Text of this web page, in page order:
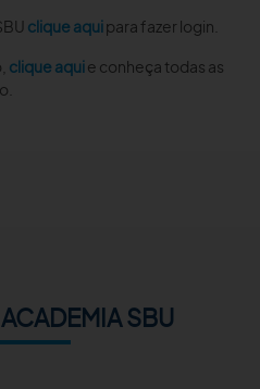
clique aquipara fazer login.
clique aquie conheça todas as
SBU